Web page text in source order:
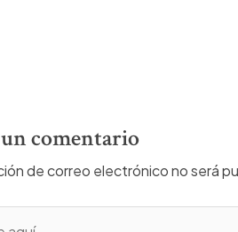
comentario
de correo electrónico no será